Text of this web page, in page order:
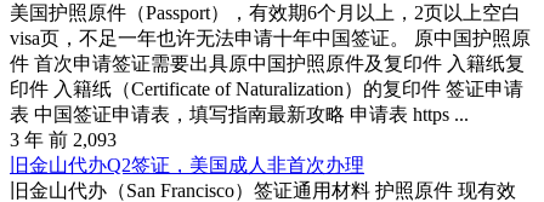
美国护照原件（Passport），有效期6个月以上，2页以上空白
visa页，不足一年也许无法申请十年中国签证。 原中国护照原
件 首次申请签证需要出具原中国护照原件及复印件 入籍纸复
印件 入籍纸（Certificate of Naturalization）的复印件 签证申请
表 中国签证申请表，填写指南最新攻略 申请表 https ...
3 年 前 2,093
旧金山代办Q2签证，美国成人非首次办理
旧金山代办（San Francisco）签证通用材料 护照原件 现有效